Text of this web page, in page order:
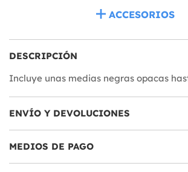
ACCESORIOS
DESCRIPCIÓN
Incluye unas medias negras opacas
ENVÍO Y DEVOLUCIONES
MEDIOS DE PAGO